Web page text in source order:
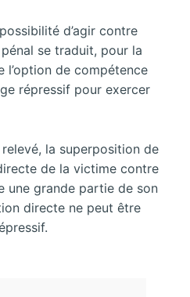
d’agir contre
se traduit, pour la
l’option de compétence
répressif pour exercer
la superposition de
de la victime contre
une grande partie de son
directe ne peut être